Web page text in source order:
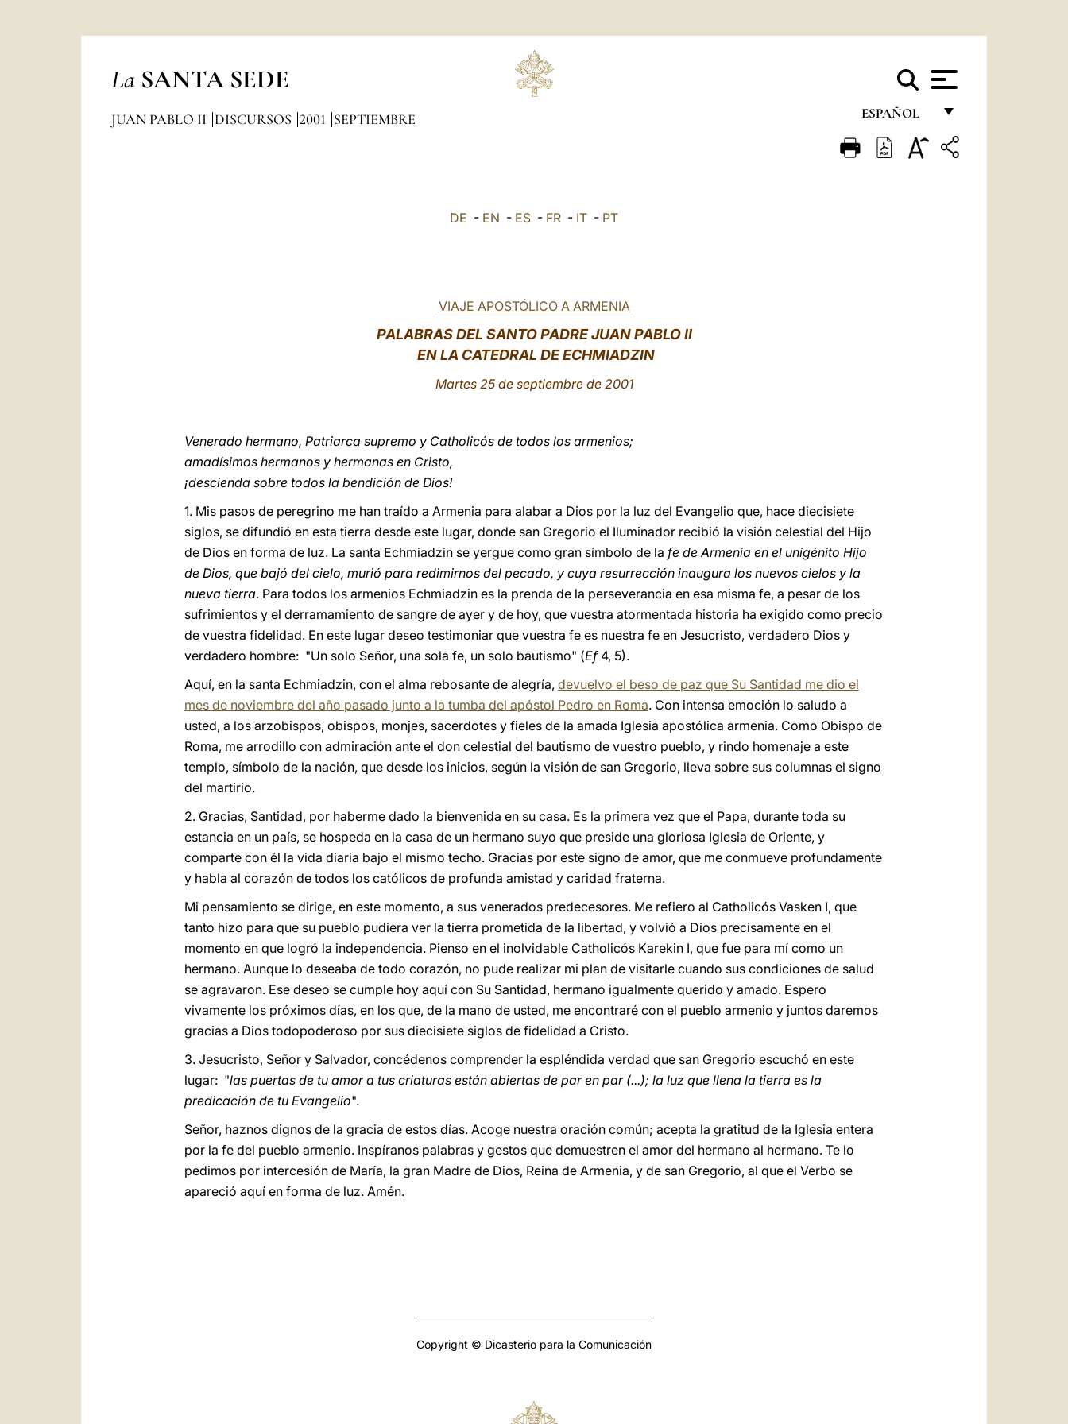
La SANTA SEDE
ESPAÑOL
FRANÇAIS
JUAN PABLO II DISCURSOS 2001 SEPTIEMBRE
DE - EN - ES - FR - IT - PT
VIAJE APOSTÓLICO A ARMENIA
PALABRAS DEL SANTO PADRE JUAN PABLO II
EN LA CATEDRAL DE ECHMIADZIN
Martes 25 de septiembre de 2001
Venerado hermano, Patriarca supremo y Catholicós de todos los armenios;
amadísimos hermanos y hermanas en Cristo,
¡descienda sobre todos la bendición de Dios!
1. Mis pasos de peregrino me han traído a Armenia para alabar a Dios por la luz del Evangelio que, hace diecisiete
siglos, se difundió en esta tierra desde este lugar, donde san Gregorio el Iluminador recibió la visión celestial del Hijo
de Dios en forma de luz. La santa Echmiadzin se yergue como gran símbolo de la fe de Armenia en el unigénito Hijo
de Dios, que bajó del cielo, murió para redimirnos del pecado, y cuya resurrección inaugura los nuevos cielos y la
nueva tierra. Para todos los armenios Echmiadzin es la prenda de la perseverancia en esa misma fe, a pesar de los
sufrimientos y el derramamiento de sangre de ayer y de hoy, que vuestra atormentada historia ha exigido como precio
de vuestra fidelidad. En este lugar deseo testimoniar que vuestra fe es nuestra fe en Jesucristo, verdadero Dios y
verdadero hombre: "Un solo Señor, una sola fe, un solo bautismo" (Ef4, 5).
Aquí, en la santa Echmiadzin, con el alma rebosante de alegría, devuelvo el beso de paz que Su Santidad me dio el
mes de noviembre del año pasado junto a la tumba del apóstol Pedro en Roma. Con intensa emoción lo saludo a
usted, a los arzobispos, obispos, monjes, sacerdotes y fieles de la amada Iglesia apostólica armenia. Como Obispo de
Roma, me arrodillo con admiración ante el don celestial del bautismo de vuestro pueblo, y rindo homenaje a este
templo, símbolo de la nación, que desde los inicios, según la visión de san Gregorio, lleva sobre sus columnas el signo
del martirio.
2. Gracias, Santidad, por haberme dado la bienvenida en su casa. Es la primera vez que el Papa, durante toda su
estancia en un país, se hospeda en la casa de un hermano suyo que preside una gloriosa Iglesia de Oriente, y
comparte con él la vida diaria bajo el mismo techo. Gracias por este signo de amor, que me conmueve profundamente
y habla al corazón de todos los católicos de profunda amistad y caridad fraterna.
Mi pensamiento se dirige, en este momento, a sus venerados predecesores. Me refiero al Catholicós Vasken I, que
tanto hizo para que su pueblo pudiera ver la tierra prometida de la libertad, y volvió a Dios precisamente en el
momento en que logró la independencia. Pienso en el inolvidable Catholicós Karekin I, que fue para mí como un
hermano. Aunque lo deseaba de todo corazón, no pude realizar mi plan de visitarle cuando sus condiciones de salud
se agravaron. Ese deseo se cumple hoy aquí con Su Santidad, hermano igualmente querido y amado. Espero
vivamente los próximos días, en los que, de la mano de usted, me encontraré con el pueblo armenio y juntos daremos
gracias a Dios todopoderoso por sus diecisiete siglos de fidelidad a Cristo.
3. Jesucristo, Señor y Salvador, concédenos comprender la espléndida verdad que san Gregorio escuchó en este
lugar: "las puertas de tu amor a tus criaturas están abiertas de par en par (...); la luz que llena la tierra es la
predicación de tu Evangelio".
Señor, haznos dignos de la gracia de estos días. Acoge nuestra oración común; acepta la gratitud de la Iglesia entera
por la fe del pueblo armenio. Inspíranos palabras y gestos que demuestren el amor del hermano al hermano. Te lo
pedimos por intercesión de María, la gran Madre de Dios, Reina de Armenia, y de san Gregorio, al que el Verbo se
apareció aquí en forma de luz. Amén.
Copyright © Dicasterio para la Comunicación